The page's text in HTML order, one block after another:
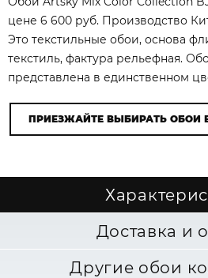
цене 6 600 руб. Производство
Это текстильные обои, основа
текстиль, фактура рельефная.
представлена в единственном
ПРИЕЗЖАЙТЕ ВЫБИРАТЬ ОБОИ
Доставка и
Другие обои